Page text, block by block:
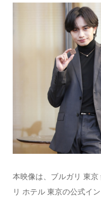
本映像は、ブルガリ 東
リ ホテル 東京の公式イ